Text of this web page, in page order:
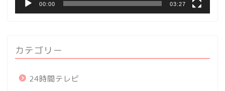
00:00 03:27
カテゴリー
24時間テレビ